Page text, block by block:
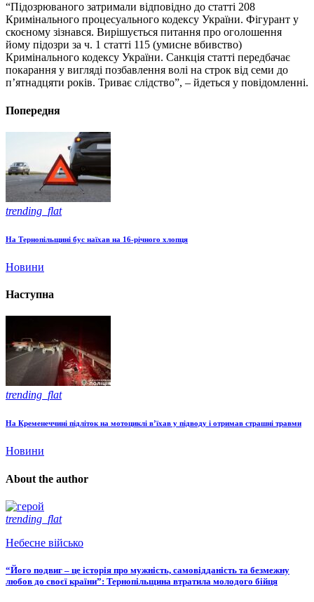
“Підозрюваного затримали відповідно до статті 208
Кримінального процесуального кодексу України. Фігурант у
скоєному зізнався. Вирішується питання про оголошення
йому підозри за ч. 1 статті 115 (умисне вбивство)
Кримінального кодексу України. Санкція статті передбачає
покарання у вигляді позбавлення волі на строк від семи до
п’ятнадцяти років. Триває слідство”, – йдеться у повідомленні.
Попередня
trending_flat
На Тернопільщині бус наїхав на 16-річного хлопця
Новини
Наступна
trending_flat
На Кременеччині підліток на мотоциклі в’їхав у підводу і отримав страшні травми
Новини
About the author
trending_flat
Небесне військо
“Його подвиг – це історія про мужність, самовідданість та безмежну
любов до своєї країни”: Тернопільщина втратила молодого бійця